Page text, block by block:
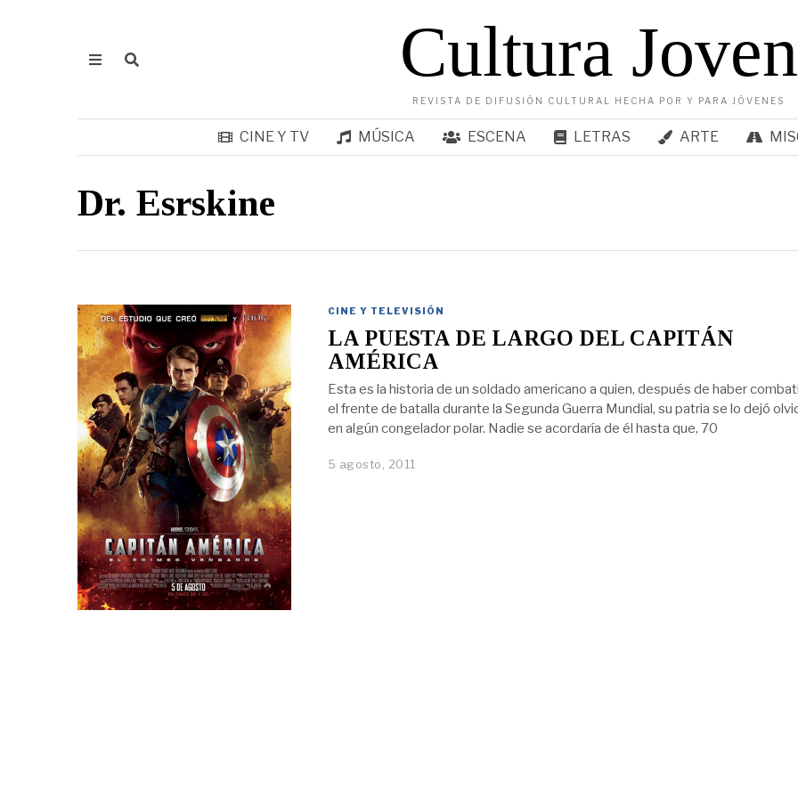
Cultura Joven
REVISTA DE DIFUSIÓN CULTURAL HECHA POR Y PARA JÓVENES
CINE Y TV MÚSICA ESCENA LETRAS ARTE
Dr. Esrskine
CINE Y TELEVISIÓN
LA PUESTA DE LARGO DEL CAPITÁN
AMÉRICA
Esta es la historia de un soldado americano a quien, después de haber
el frente de batalla durante la Segunda Guerra Mundial, su patria se lo dejó
en algún congelador polar. Nadie se acordaría de él hasta que, 70
5 agosto, 2011